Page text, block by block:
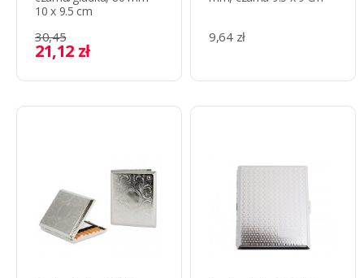
10 x 9.5 cm
30,45
21,12 zł
9,64 zł